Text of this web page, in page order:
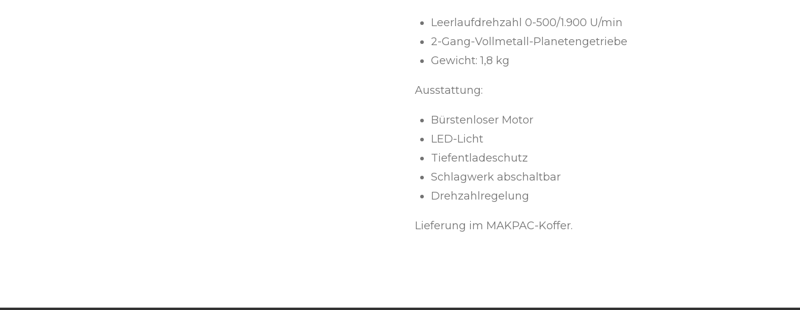
Leerlaufdrehzahl 0-500/1.900 U/min
2-Gang-Vollmetall-Planetengetriebe
Gewicht: 1,8 kg
Ausstattung:
Bürstenloser Motor
LED-Licht
Tiefentladeschutz
Schlagwerk abschaltbar
Drehzahlregelung
Lieferung im MAKPAC-Koffer.